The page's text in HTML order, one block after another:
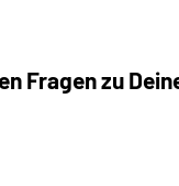
Fragen zu